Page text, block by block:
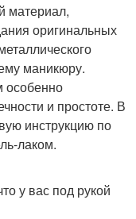
материал,
оригинальных
маникюру.
особенно
и простоте. В
инструкцию по
лаком.
у вас под рукой